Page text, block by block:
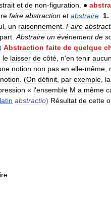
et de non-figuration ●
faire abstraction et abstraire 1.
un raisonnement Faire
part Abstraire un événement de
Abstraction faite de quelque
le laisser de côté n'en tenir aucun
notion non pas en elle-même
notion . (On définit par exemple la
« l'ensemble M a même
latin abstractio) Résultat de cette